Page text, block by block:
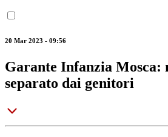
20 Mar 2023 - 09:56
Garante Infanzia Mosca:
separato dai genitori